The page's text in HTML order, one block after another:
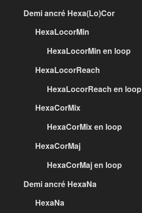
Demi ancré Hexa(Lo)Cor
HexaLocorMin
HexaLocorMin en loop
HexaLocorReach
HexaLocorReach en loop
HexaCorMix
HexaCorMix en loop
HexaCorMaj
HexaCorMaj en loop
Demi ancré HexaNa
HexaNa